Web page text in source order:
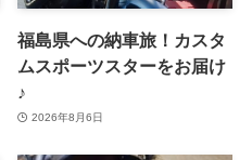
福島県への納車旅！カスタ
ムスポーツスターをお届け
♪
2026年8月6日